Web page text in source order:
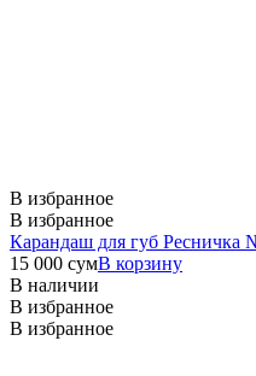
В избранное
В избранное
Карандаш для губ Ресничка
15 000 сумВ корзину
В наличии
В избранное
В избранное